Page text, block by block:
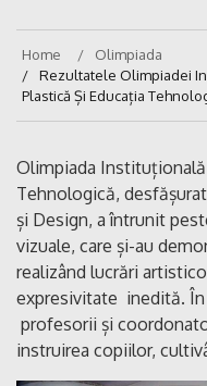
Home
Olimpiada
Rezultatele Olimpiadei
Plastică Și Educația
Olimpiada Instituțională
Tehnologică,
și Design, a întrunit
vizuale, care și-au
realizând lucrări
expresivitate inedită.
profesorii și
instruirea copiilor,